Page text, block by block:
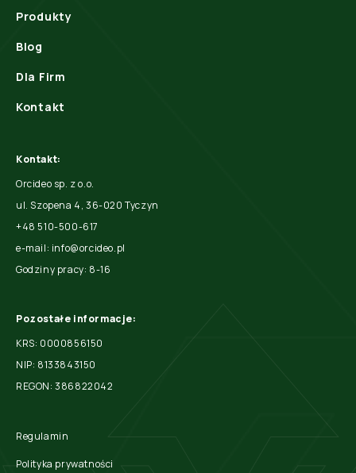
Produkty
Blog
Dla Firm
Kontakt
Kontakt:
Orcideo sp. z o.o.
ul. Szopena 4, 36-020 Tyczyn
+48 510-500-617
e-mail: info@orcideo.pl
Godziny pracy: 8-16
Pozostałe informacje:
KRS: 0000856150
NIP: 8133843150
REGON: 386822042
Regulamin
Polityka prywatności